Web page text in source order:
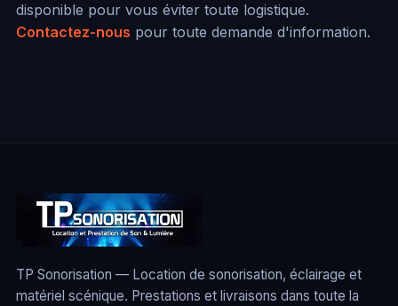
disponible pour vous éviter toute logistique.
Contactez-nous pour toute demande d'information.
TP Sonorisation — Location de sonorisation, éclairage et
matériel scénique. Prestations et livraisons dans toute la